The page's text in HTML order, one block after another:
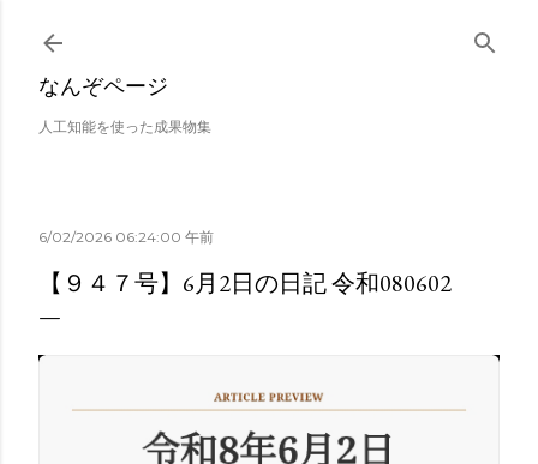
スキップしてメイン コンテンツに移動
なんぞページ
人工知能を使った成果物集
6/02/2026 06:24:00 午前
【９４７号】6月2日の日記 令和080602